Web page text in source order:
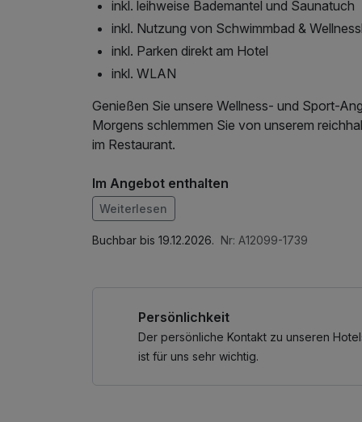
inkl. leihweise Bademantel und Saunatuch
inkl. Nutzung von Schwimmbad &
inkl. Parken direkt am Hotel
inkl. WLAN
Genießen Sie unsere Wellness- und Sport-
Morgens schlemmen Sie von unserem
im Restaurant.
Im Angebot enthalten
Saunabenutzung, Saunatuch,
Wellnessbereichs, W-LAN Nutzung /
Weiterlesen
Buchbar bis 19.12.2026. Nr: A12099-1739
Persönlichkeit
Der persönliche Kontakt zu unseren
ist für uns sehr wichtig.